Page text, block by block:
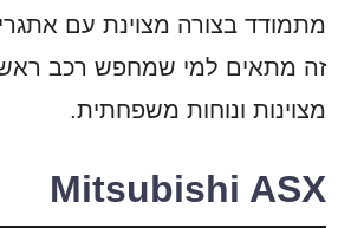
מתמודד בצורה מצוינת עם
זה מתאים למי שמחפש רכב
מצוינות ונוחות משפחתית.
Mitsubishi ASX